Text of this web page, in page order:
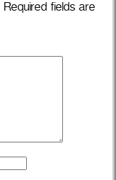
Required fields are